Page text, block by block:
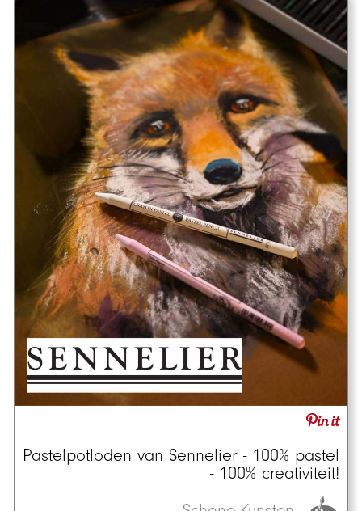
Pastelpotloden van Sennelier - 100% pastel
- 100% creativiteit!